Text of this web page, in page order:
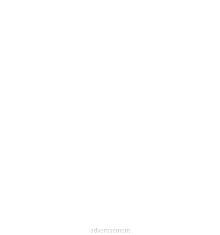
advertisement